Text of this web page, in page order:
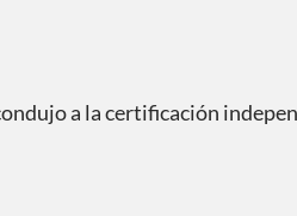
a la certificación